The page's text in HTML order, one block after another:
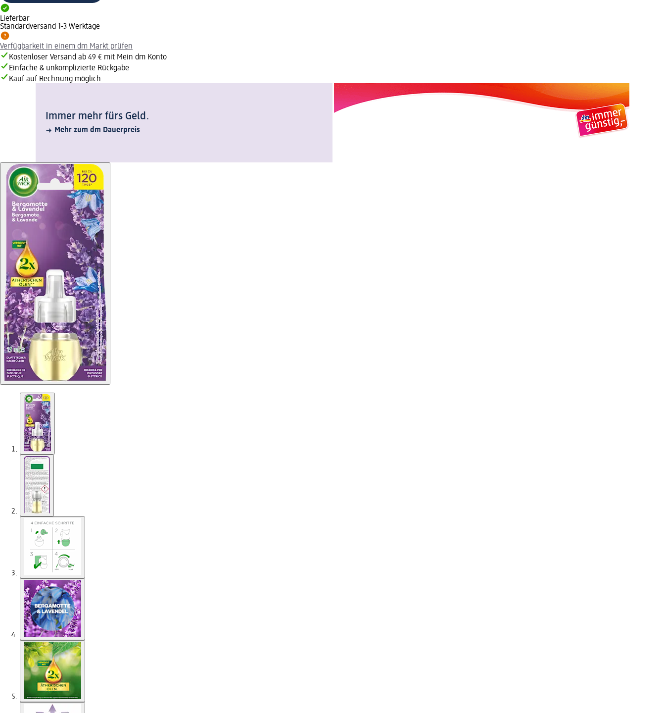
Lieferbar
Standardversand 1-3 Werktage
Verfügbarkeit in einem dm Markt prüfen
Kostenloser Versand ab 49 € mit Mein dm Konto
Einfache & unkomplizierte Rückgabe
Kauf auf Rechnung möglich
Immer mehr fürs Geld.
Mehr zum dm Dauerpreis